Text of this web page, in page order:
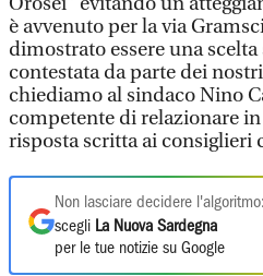
è avvenuto per la via
dimostrato essere una
contestata da parte dei
chiediamo al sindaco Nino
competente di relazionare
risposta scritta ai consiglieri
Non lasciare decidere l'algoritmo:
scegli La Nuova Sardegna
per le tue notizie su Google